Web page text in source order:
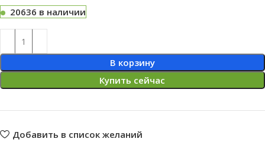
20636 в наличии
В корзину
Купить сейчас
Добавить в список желаний